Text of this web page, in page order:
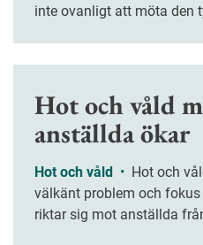
inte ovanligt att möta den
Hot och våld
anställda ökar
Hot och våld •
välkänt problem och
riktar sig mot anställda